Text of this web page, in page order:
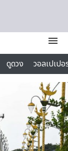
menu
ดูดวง
วอลเปเป